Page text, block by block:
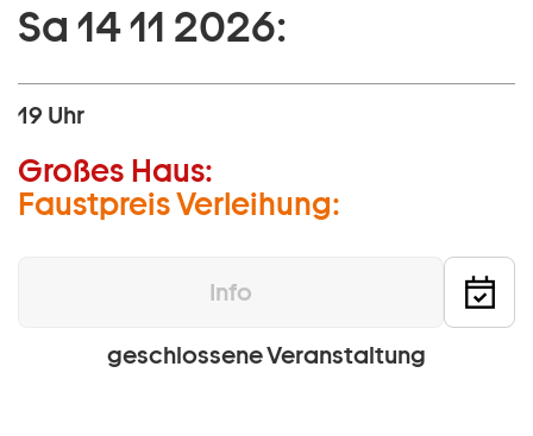
Sa 14 11 2026:
19 Uhr
Großes Haus:
Faustpreis Verleihung:
Info
geschlossene Veranstaltung